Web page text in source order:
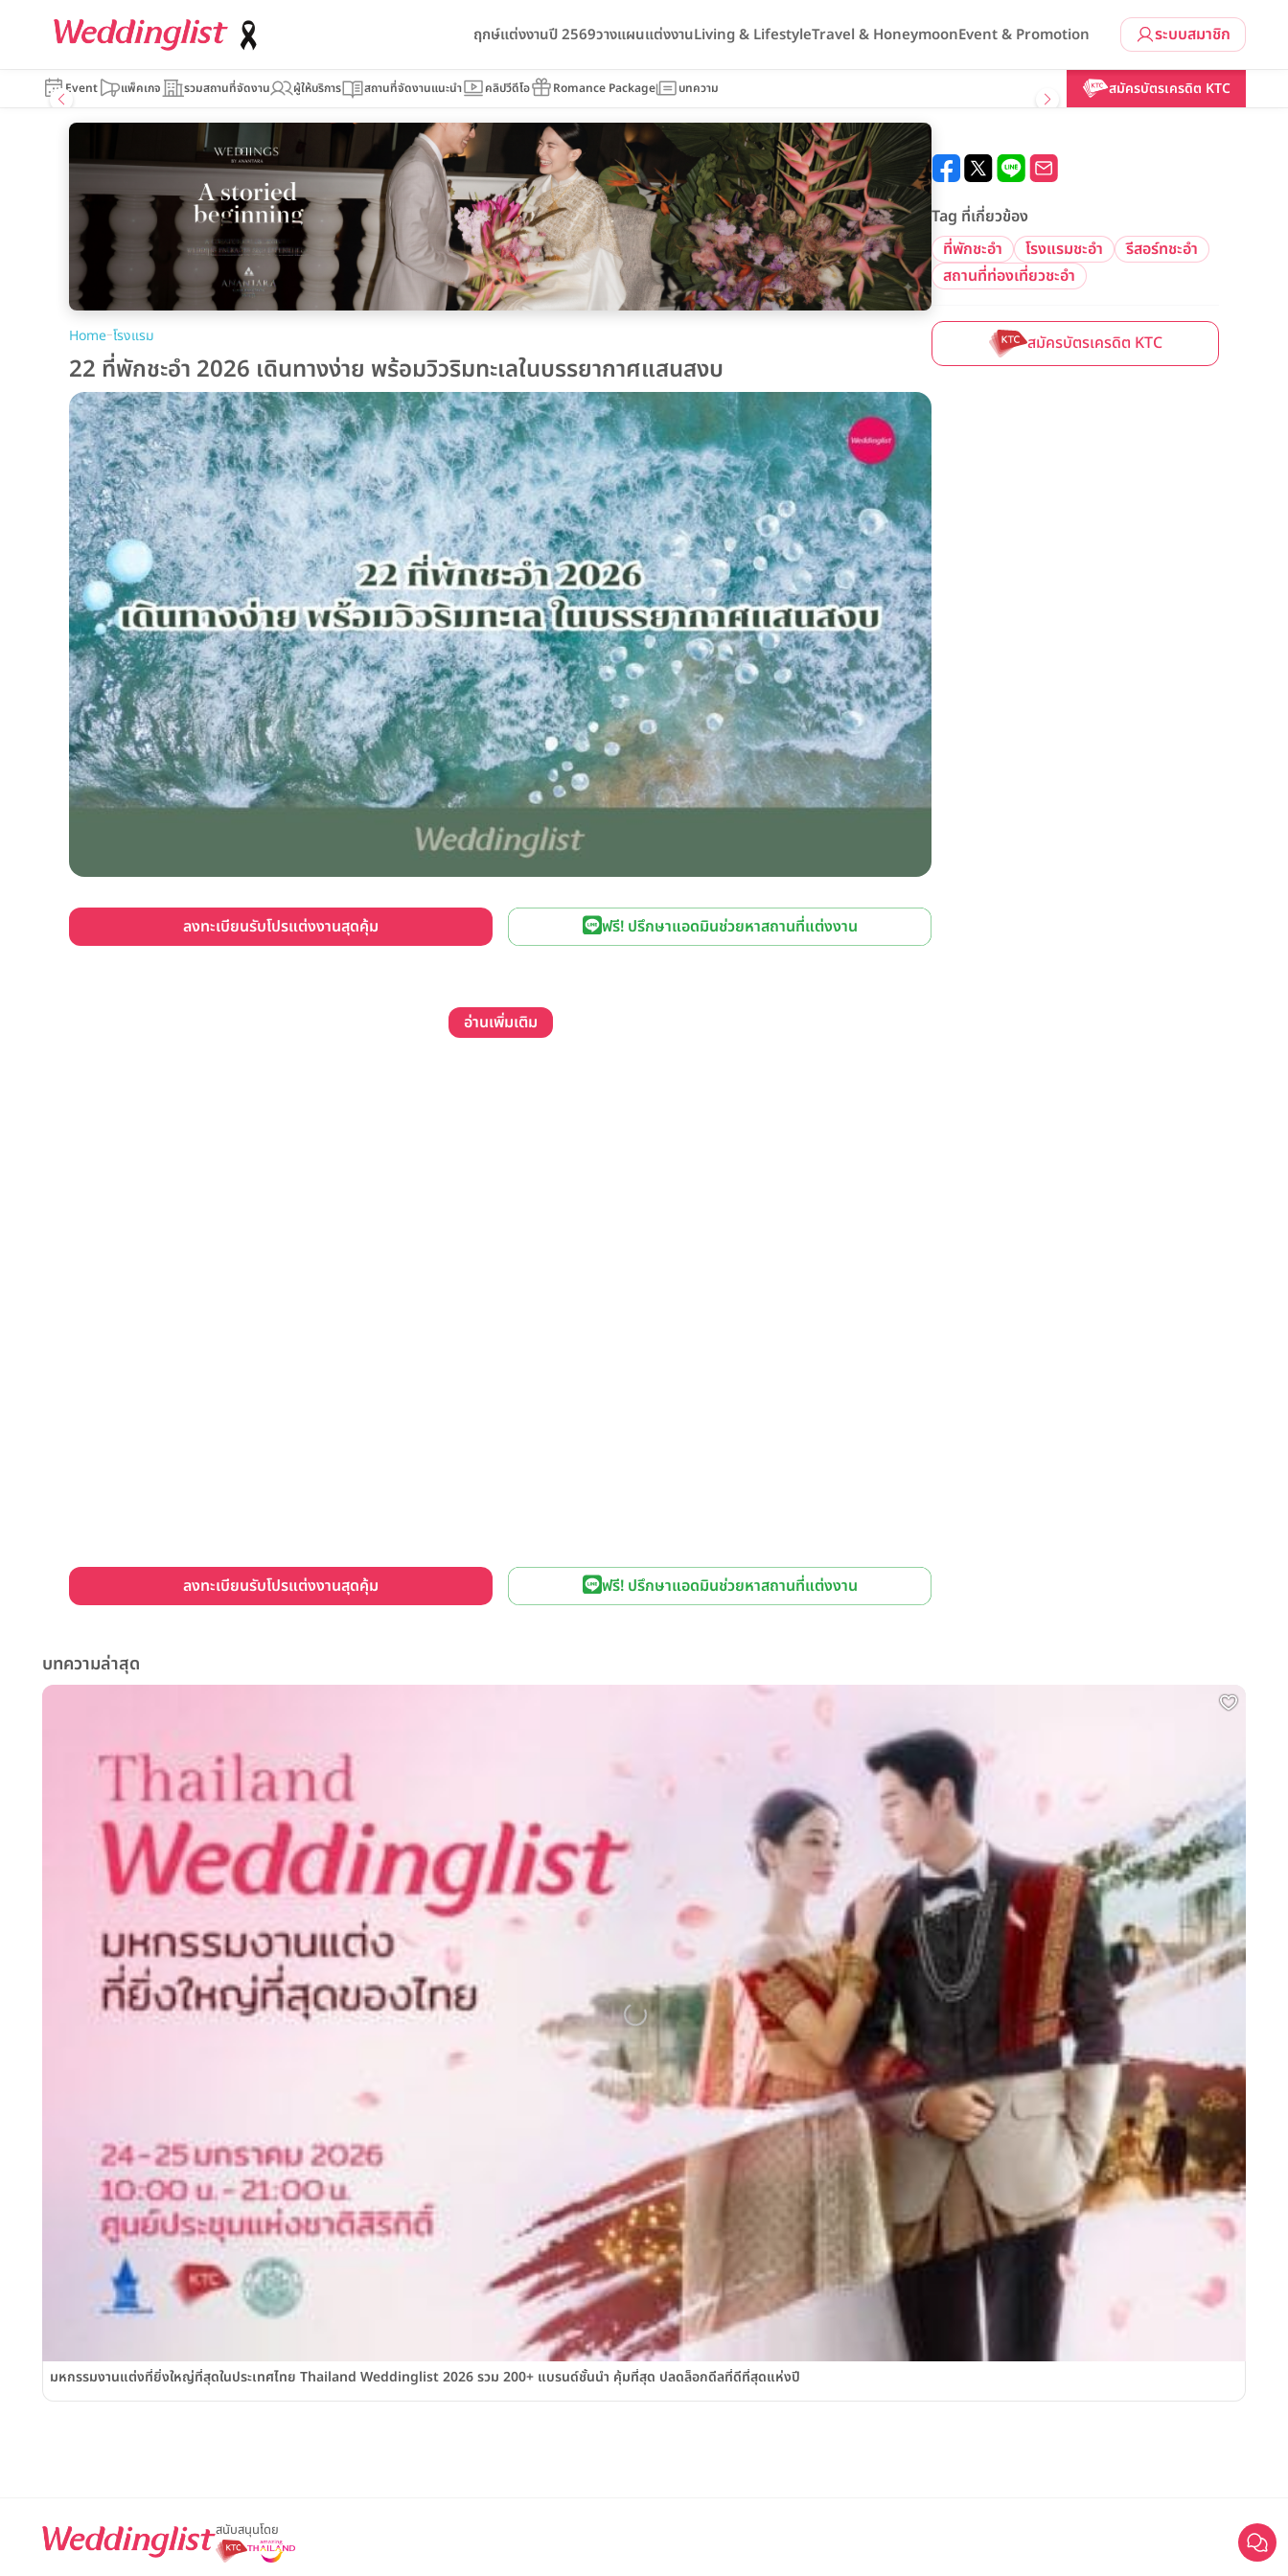
ระบบสมาชิก
ฤกษ์แต่งงานปี 2569วางแผนแต่งงานLiving & LifestyleTravel & HoneymoonEvent & Promotion
Event แพ็คเกจ รวมสถานที่จัดงาน ผู้ให้บริการ สถานที่จัดงานแนะนำ คลิปวีดีโอ Romance Package บทความ สมัครบัตรเครดิต KTC
Home–โรงแรม
22 ที่พักชะอำ 2026 เดินทางง่าย พร้อมวิวริมทะเลในบรรยากาศแสนสงบ
ลงทะเบียนรับโปรแต่งงานสุดคุ้ม ฟรี! ปรึกษาแอดมินช่วยหาสถานที่แต่งงาน
อ่านเพิ่มเติม
ลงทะเบียนรับโปรแต่งงานสุดคุ้ม ฟรี! ปรึกษาแอดมินช่วยหาสถานที่แต่งงาน
Tag ที่เกี่ยวข้อง
ที่พักชะอำ
โรงแรมชะอำ
รีสอร์ทชะอำ
สถานที่ท่องเที่ยวชะอำ
สมัครบัตรเครดิต KTC
บทความล่าสุด
มหกรรมงานแต่งที่ยิ่งใหญ่ที่สุดในประเทศไทย Thailand Weddinglist 2026 รวม 200+ แบรนด์ชั้นนำ คุ้มที่สุด ปลดล็อกดีลที่ดีที่สุดแห่งปี
สนับสนุนโดย